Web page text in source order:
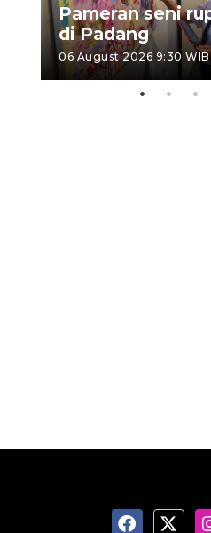
Pameran seni
di Padang
06 August 2026 9:30 WIB